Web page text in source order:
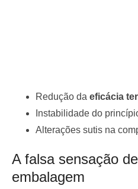
Redução da eficácia
Instabilidade do
Alterações sutis na
A falsa sensação
embalagem